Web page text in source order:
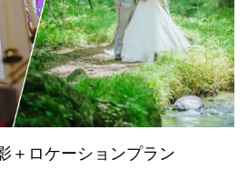
＋ロケーションプラン